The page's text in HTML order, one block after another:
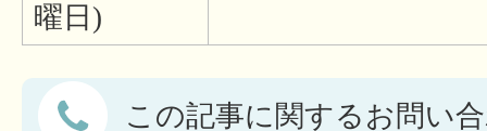
曜日)
この記事に関するお問い